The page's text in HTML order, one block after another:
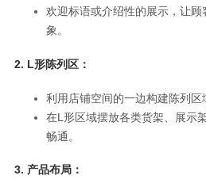
欢迎标语或介绍性的展示，让
象。
2. L形陈列区：
利用店铺空间的一边构建陈列区
在L形区域摆放各类货架、展示
畅通。
3. 产品布局：